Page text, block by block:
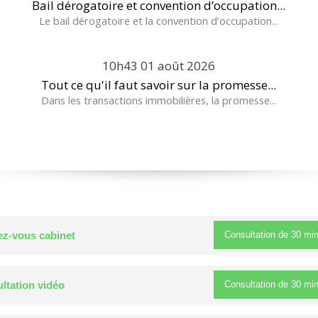
Bail dérogatoire et convention d’occupation...
Le bail dérogatoire et la convention d’occupation...
10h43 01 août 2026
Tout ce qu'il faut savoir sur la promesse...
Dans les transactions immobilières, la promesse...
vous cabinet Consultation de 30 min
vidéo Consultation de 30 min